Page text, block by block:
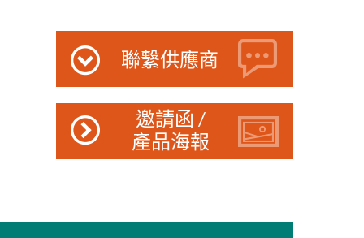
聯繫供應商
邀請函 /
產品海報